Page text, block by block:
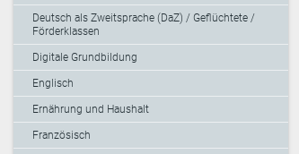
Deutsch als Zweitsprache (DaZ) / Geflüchtete /
Förderklassen
Digitale Grundbildung
Englisch
Ernährung und Haushalt
Französisch